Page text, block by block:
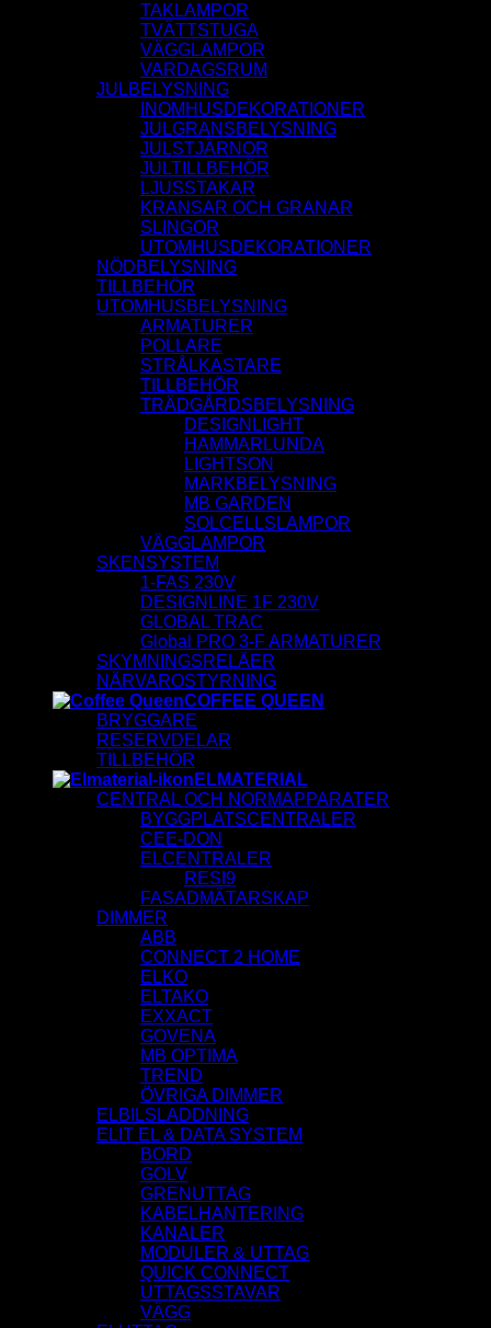
TAKLAMPOR
TVÄTTSTUGA
VÄGGLAMPOR
VARDAGSRUM
JULBELYSNING
INOMHUSDEKORATIONER
JULGRANSBELYSNING
JULSTJÄRNOR
JULTILLBEHÖR
LJUSSTAKAR
KRANSAR OCH GRANAR
SLINGOR
UTOMHUSDEKORATIONER
NÖDBELYSNING
TILLBEHÖR
UTOMHUSBELYSNING
ARMATURER
POLLARE
STRÅLKASTARE
TILLBEHÖR
TRÄDGÅRDSBELYSNING
DESIGNLIGHT
HAMMARLUNDA
LIGHTSON
MARKBELYSNING
MB GARDEN
SOLCELLSLAMPOR
VÄGGLAMPOR
SKENSYSTEM
1-FAS 230V
DESIGNLINE 1F 230V
GLOBAL TRAC
Global PRO 3-F ARMATURER
SKYMNINGSRELÄER
NÄRVAROSTYRNING
COFFEE QUEEN
BRYGGARE
RESERVDELAR
TILLBEHÖR
ELMATERIAL
CENTRAL OCH NORMAPPARATER
BYGGPLATSCENTRALER
CEE-DON
ELCENTRALER
RESI9
FASADMÄTARSKAP
DIMMER
ABB
CONNECT 2 HOME
ELKO
ELTAKO
EXXACT
GOVENA
MB OPTIMA
TREND
ÖVRIGA DIMMER
ELBILSLADDNING
ELIT EL & DATA SYSTEM
BORD
GOLV
GRENUTTAG
KABELHANTERING
KANALER
MODULER & UTTAG
QUICK CONNECT
UTTAGSSTAVAR
VÄGG